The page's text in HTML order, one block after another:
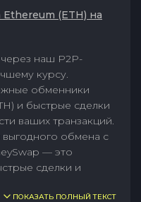
(ETH) на
наш P2P-
курсу.
обменники
и быстрые сделки
ваших транзакций.
обмена с
— это
сделки и
ПОКАЗАТЬ ПОЛНЫЙ ТЕКСТ